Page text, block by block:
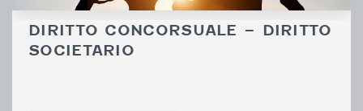
DIRITTO CONCORSUALE – DIRITTO
SOCIETARIO